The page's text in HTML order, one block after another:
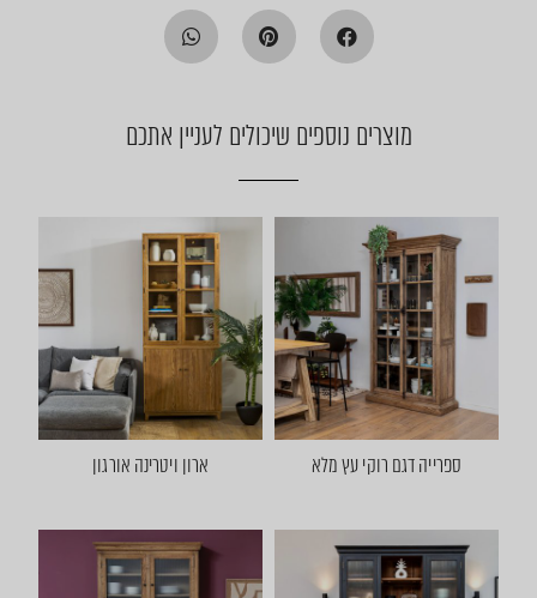
מוצרים נוספים שיכולים לעניין אתכם
ספרייה דגם רוקי עץ מלא ארון ויטרינה אורגון